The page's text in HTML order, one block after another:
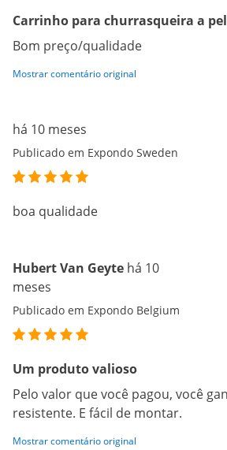
Carrinho para churrasqueira a
Bom preço/qualidade
Mostrar comentário original
há 10 meses
Publicado em Expondo Sweden
boa qualidade
Hubert Van Geyte há 10
meses
Publicado em Expondo Belgium
Um produto valioso
Pelo valor que você pagou, você
resistente. E fácil de montar.
Mostrar comentário original